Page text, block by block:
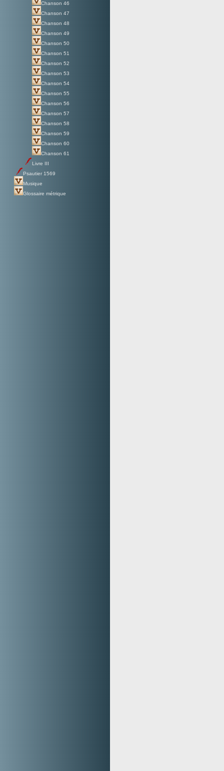
Chanson 46
Chanson 47
Chanson 48
Chanson 49
Chanson 50
Chanson 51
Chanson 52
Chanson 53
Chanson 54
Chanson 55
Chanson 56
Chanson 57
Chanson 58
Chanson 59
Chanson 60
Chanson 61
Livre III
Psautier 1569
Musique
Glossaire métrique